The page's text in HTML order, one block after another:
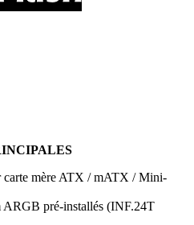
mère ATX / mATX / Mini-
ARGB pré-installés (INF.24T